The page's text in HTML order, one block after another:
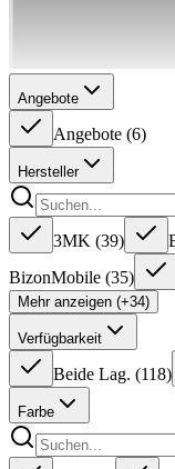
Angebote
Angebote (6)
Hersteller
3MK (39)
BizonMobile (35)
Mehr anzeigen (+34)
Verfügbarkeit
Beide Lag. (118)
Farbe